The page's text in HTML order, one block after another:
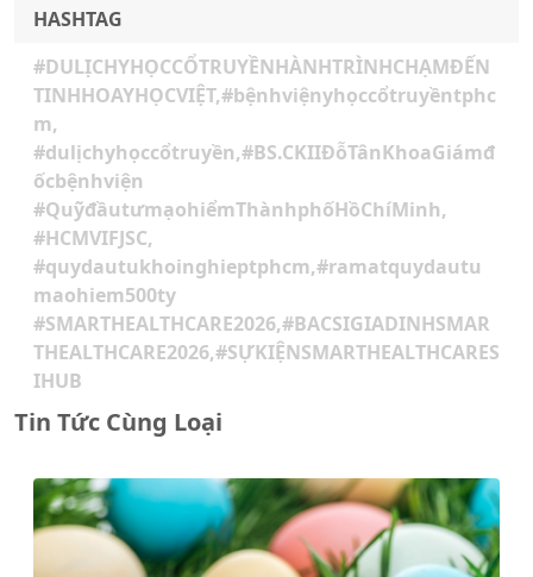
HASHTAG
#DULỊCHYHỌCCỔTRUYỀNHÀNHTRÌNHCHẠMĐẾN
TINHHOAYHỌCVIỆT,#bệnhviệnyhọccổtruyềntphc
m,
#dulịchyhọccổtruyền,#BS.CKIIĐỗTânKhoaGiámđ
ốcbệnhviện
#QuỹđầutưmạohiểmThànhphốHồChíMinh,
#HCMVIFJSC,
#quydautukhoinghieptphcm,#ramatquydautu
maohiem500ty
#SMARTHEALTHCARE2026,#BACSIGIADINHSMAR
THEALTHCARE2026,#SỰKIỆNSMARTHEALTHCARES
IHUB
Tin Tức Cùng Loại